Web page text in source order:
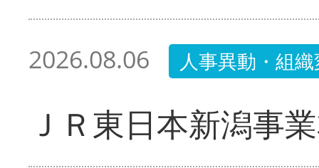
2026.08.06 人事異動・組
ＪＲ東日本新潟事